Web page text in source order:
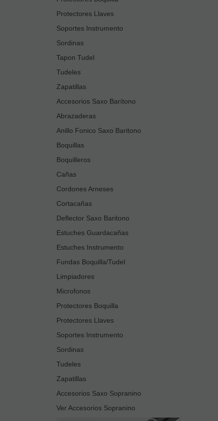
Protectores Llaves
Soportes Instrumento
Sordinas
Tapon Tudel
Tudeles
Zapatillas
Accesorios Saxo Barítono
Abrazaderas
Anillo Fonico Saxo Baritono
Boquillas
Boquilleros
Cañas
Cordones Arneses
Cortacañas
Deflector Saxo Baritono
Estuches Guardacañas
Estuches Instrumento
Fundas Boquilla/Tudel
Limpiadores
Microfonos
Protectores Boquilla
Protectores Llaves
Soportes Instrumento
Sordinas
Tudeles
Zapatillas
Accesorios Saxo Sopranino
Ver Accesorios Sopranino